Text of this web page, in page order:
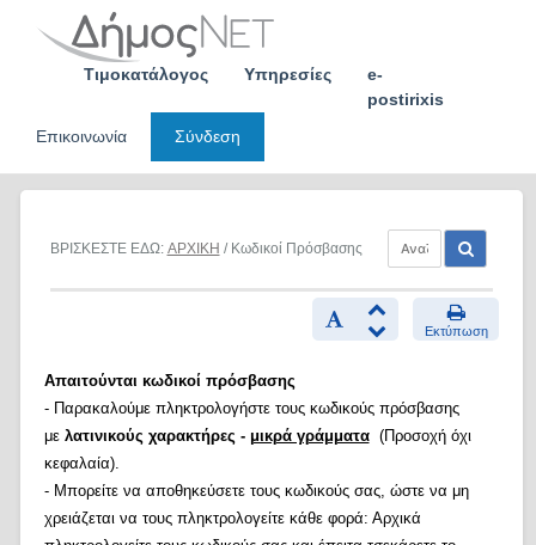
Τιμοκατάλογος Υπηρεσίες
e-
postirixis
Επικοινωνία
Σύνδεση
ΒΡΙΣΚΕΣΤΕ ΕΔΩ: ΑΡΧΙΚΗ / Κωδικοί Πρόσβασης
Εκτύπωση
Απαιτούνται κωδικοί πρόσβασης
- Παρακαλούμε πληκτρολογήστε τους κωδικούς πρόσβασης
με λατινικούς χαρακτήρες - μικρά γράμματα(Προσοχή όχι
κεφαλαία).
- Μπορείτε να αποθηκεύσετε τους κωδικούς σας, ώστε να μη
χρειάζεται να τους πληκτρολογείτε κάθε φορά: Αρχικά